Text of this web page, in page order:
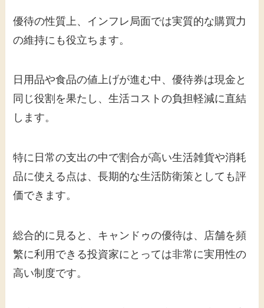
優待の性質上、インフレ局面では実質的な購買力
の維持にも役立ちます。
日用品や食品の値上げが進む中、優待券は現金と
同じ役割を果たし、生活コストの負担軽減に直結
します。
特に日常の支出の中で割合が高い生活雑貨や消耗
品に使える点は、長期的な生活防衛策としても評
価できます。
総合的に見ると、キャンドゥの優待は、店舗を頻
繁に利用できる投資家にとっては非常に実用性の
高い制度です。